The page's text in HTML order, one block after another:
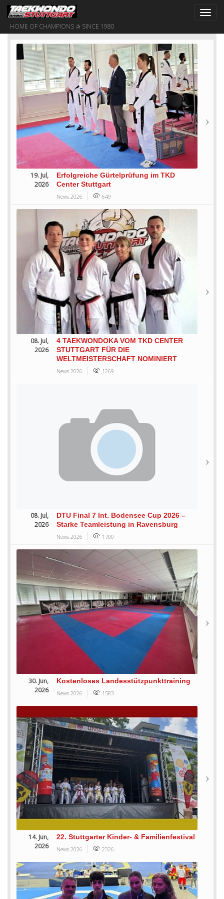
HOME OF CHAMPIONS ✰ SINCE 1980
19. Jul,
2026
Erfolgreiche Gürtelprüfung im TKD
Center Stuttgart
News 2026 649
08. Jul,
2026
4 TAEKWONDOKA VOM TKD CENTER
STUTTGART FÜR DIE
WELTMEISTERSCHAFT NOMINIERT
News 2026 1269
08. Jul,
2026
DTU Final 7 Int. Bodensee Cup 2026 –
Starke Teamleistung in Ravensburg
News 2026 1700
30. Jun,
2026
Kostenloses Landesstützpunkttraining
News 2026 1583
14. Jun,
2026
22. Stuttgarter Kinder- & Familienfestival
News 2026 2326